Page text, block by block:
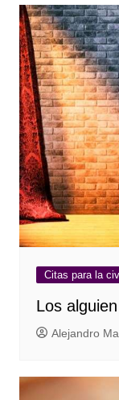
Citas para la
Los
Alejandro